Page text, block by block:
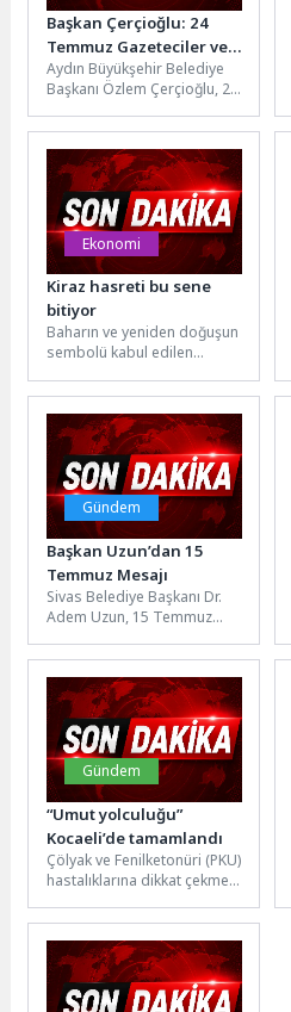
Başkan Çerçioğlu: 24
Temmuz Gazeteciler ve
Basın Bayramı Kutlu
Olsun
Aydın Büyükşehir Belediye
Başkanı Özlem Çerçioğlu, 24
Basın Bayramı nedeniyle bir
mesaj...
Ekonomi
Kiraz hasreti bu sene
bitiyor
Baharın ve yeniden doğuşun
sembolü kabul edilen
yaşanıyor. Geçen sezon
yaşanan iklim...
Gündem
Başkan Uzun’dan 15
Temmuz Mesajı
Sivas Belediye Başkanı Dr.
Adem Uzun, 15 Temmuz
Günü’nün 10. yıl...
Gündem
“Umut yolculuğu”
Kocaeli’de tamamlandı
Çölyak ve Fenilketonüri (PKU)
hastalıklarına dikkat çekmek
Glütensiz Yaşam Turu, 4
gün...